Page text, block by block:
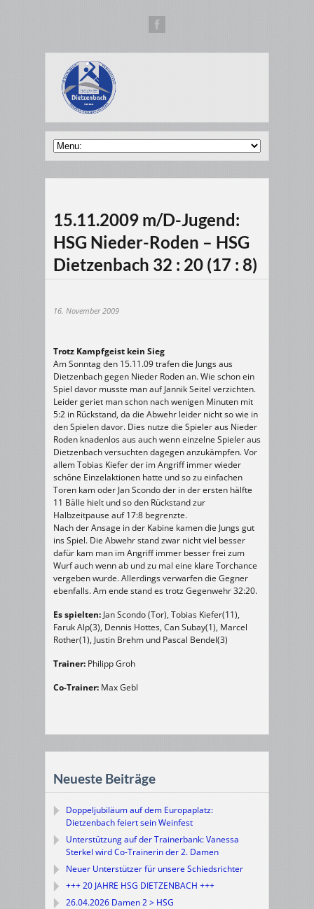
15.11.2009 m/D-Jugend:
HSG Nieder-Roden – HSG
Dietzenbach 32 : 20 (17 : 8)
16. November 2009
Trotz Kampfgeist kein Sieg
Am Sonntag den 15.11.09 trafen die Jungs aus
Dietzenbach gegen Nieder Roden an. Wie schon ein
Spiel davor musste man auf Jannik Seitel verzichten.
Leider geriet man schon nach wenigen Minuten mit
5:2 in Rückstand, da die Abwehr leider nicht so wie in
den Spielen davor. Dies nutze die Spieler aus Nieder
Roden knadenlos aus auch wenn einzelne Spieler aus
Dietzenbach versuchten dagegen anzukämpfen. Vor
allem Tobias Kiefer der im Angriff immer wieder
schöne Einzelaktionen hatte und so zu einfachen
Toren kam oder Jan Scondo der in der ersten hälfte
11 Bälle hielt und so den Rückstand zur
Halbzeitpause auf 17:8 begrenzte.
Nach der Ansage in der Kabine kamen die Jungs gut
ins Spiel. Die Abwehr stand zwar nicht viel besser
dafür kam man im Angriff immer besser frei zum
Wurf auch wenn ab und zu mal eine klare Torchance
vergeben wurde. Allerdings verwarfen die Gegner
ebenfalls. Am ende stand es trotz Gegenwehr 32:20.
Es spielten: Jan Scondo (Tor), Tobias Kiefer(11),
Faruk Alp(3), Dennis Hottes, Can Subay(1), Marcel
Rother(1), Justin Brehm und Pascal Bendel(3)
Trainer: Philipp Groh
Co-Trainer: Max Gebl
Neueste Beiträge
Doppeljubiläum auf dem Europaplatz:
Dietzenbach feiert sein Weinfest
Unterstützung auf der Trainerbank: Vanessa
Sterkel wird Co-Trainerin der 2. Damen
Neuer Unterstützer für unsere Schiedsrichter
+++ 20 JAHRE HSG DIETZENBACH +++
26.04.2026 Damen 2 > HSG